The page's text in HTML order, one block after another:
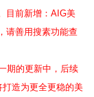
目前新增：AIG美
请善用搜素功能查
期的更新中，后续
造为更全更稳的美